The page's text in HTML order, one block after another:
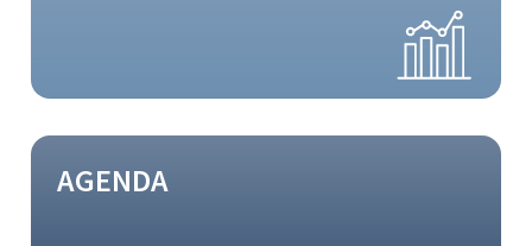
AGENDA